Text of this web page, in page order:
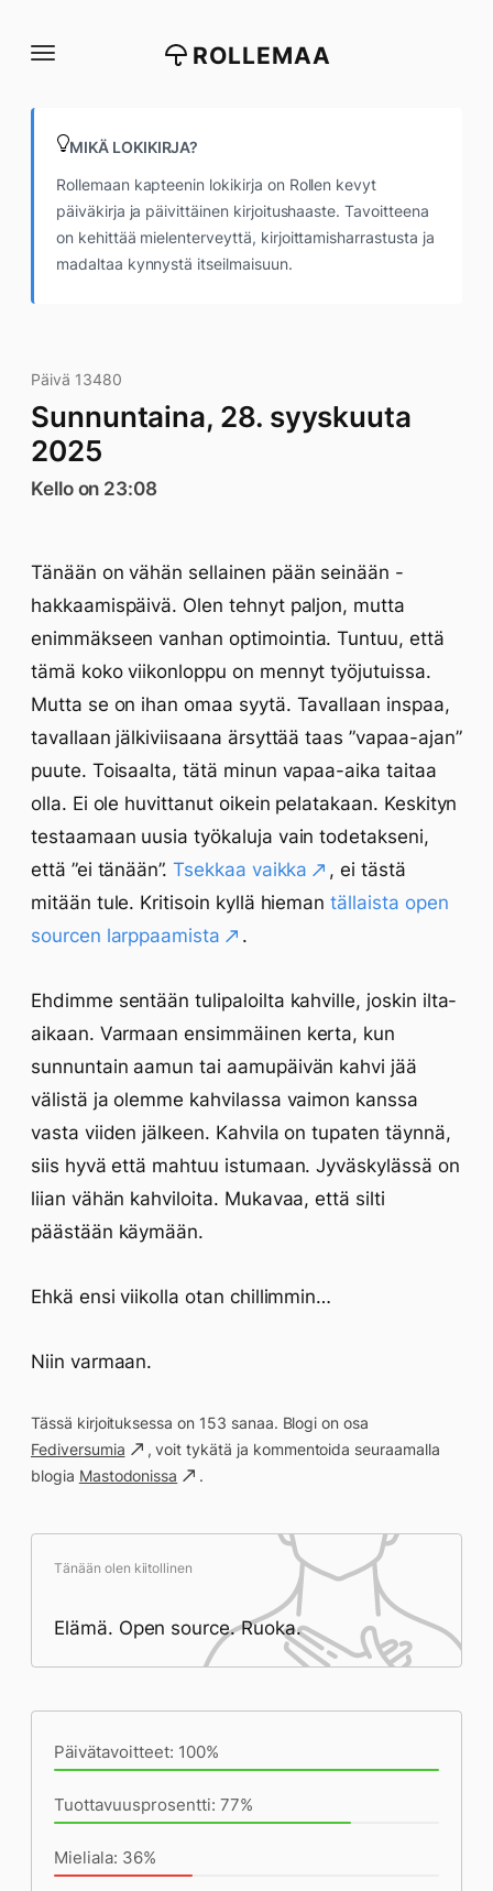
suoraan
ROLLEMAA
MIKÄ LOKIKIRJA?
Rollemaan kapteenin lokikirja on Rollen kevyt
päiväkirja ja päivittäinen kirjoitushaaste. Tavoitteena
on kehittää mielenterveyttä, kirjoittamisharrastusta ja
madaltaa kynnystä itseilmaisuun.
Päivä 13480
Sunnuntaina, 28. syyskuuta
2025
Kello on 23:08
Tänään on vähän sellainen pään seinään -
hakkaamispäivä. Olen tehnyt paljon, mutta
enimmäkseen vanhan optimointia. Tuntuu, että
tämä koko viikonloppu on mennyt työjutuissa.
Mutta se on ihan omaa syytä. Tavallaan inspaa,
tavallaan jälkiviisaana ärsyttää taas ”vapaa-ajan”
puute. Toisaalta, tätä minun vapaa-aika taitaa
olla. Ei ole huvittanut oikein pelatakaan. Keskityn
testaamaan uusia työkaluja vain todetakseni,
että ”ei tänään”.Tsekkaa vaikka
, ei tästä
mitään tule. Kritisoin kyllä hiemantällaista open
sourcen larppaamista
.
Ehdimme sentään tulipaloilta kahville, joskin ilta-
aikaan. Varmaan ensimmäinen kerta, kun
sunnuntain aamun tai aamupäivän kahvi jää
välistä ja olemme kahvilassa vaimon kanssa
vasta viiden jälkeen. Kahvila on tupaten täynnä,
siis hyvä että mahtuu istumaan. Jyväskylässä on
liian vähän kahviloita. Mukavaa, että silti
päästään käymään.
Ehkä ensi viikolla otan chillimmin…
Niin varmaan.
Tässä kirjoituksessa on 153 sanaa. Blogi on osa
Fediversumia
, voit tykätä ja kommentoida seuraamalla
blogia Mastodonissa .
Tänään olen kiitollinen
Elämä. Open source. Ruoka.
Päivätavoitteet: 100%
Tuottavuusprosentti: 77%
Mieliala: 36%